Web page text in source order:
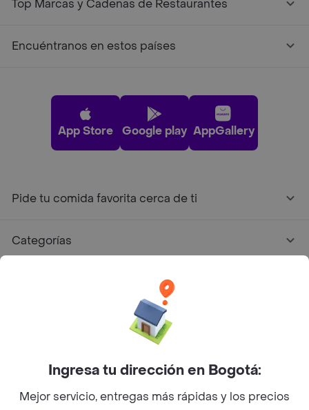
Top Marcas y Cadenas de Restaurantes
Encuéntranos en estos países
App Store Google play AppGallery
Pide tu comida favorita cerca de ti
Categorías
Facebook
Twitter
Instagram
©2026Rappi Inc. All rights reserved.
Ingresa tu dirección en Bogotá:
Mejor servicio, entregas más rápidas y los precios